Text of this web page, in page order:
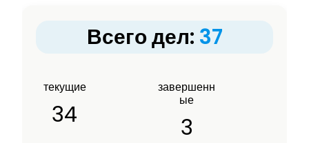
Всего дел: 37
текущие
34
завершенн
ые
3